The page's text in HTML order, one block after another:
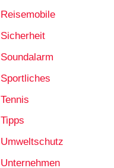
Reisemobile
Sicherheit
Soundalarm
Sportliches
Tennis
Tipps
Umweltschutz
Unternehmen